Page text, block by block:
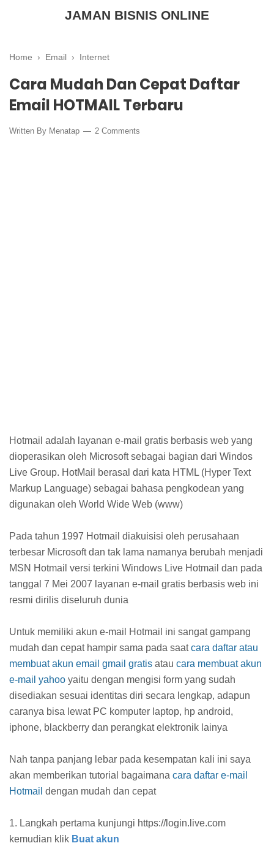
JAMAN BISNIS ONLINE
Home › Email › Internet
Cara Mudah Dan Cepat Daftar
Email HOTMAIL Terbaru
Written By Menatap 2 Comments
Hotmail adalah layanan e-mail gratis berbasis web yang
dioperasikan oleh Microsoft sebagai bagian dari Windos
Live Group. HotMail berasal dari kata HTML (Hyper Text
Markup Language) sebagai bahasa pengkodean yang
digunakan oleh World Wide Web (www)
Pada tahun 1997 Hotmail diakuisisi oleh perusahaan
terbesar Microsoft dan tak lama namanya berubah menjadi
MSN Hotmail versi terkini Windows Live Hotmail dan pada
tanggal 7 Mei 2007 layanan e-mail gratis berbasis web ini
resmi dirilis diseluruh dunia
Untuk memiliki akun e-mail Hotmail ini sangat gampang
mudah dan cepat hampir sama pada saatcara daftar atau
membuat akun email gmail gratis atau cara membuat akun
e-mail yahoo yaitu dengan mengisi form yang sudah
disediakan sesuai identitas diri secara lengkap, adapun
caranya bisa lewat PC komputer laptop, hp android,
iphone, blackberry dan perangkat elektronik lainya
Nah tanpa panjang lebar pada kesempatan kali ini saya
akan memberikan tutorial bagaimana cara daftar e-mail
Hotmail dengan mudah dan cepat
1. Langkah pertama kunjungi https://login.live.com
kemudian klik Buat akun